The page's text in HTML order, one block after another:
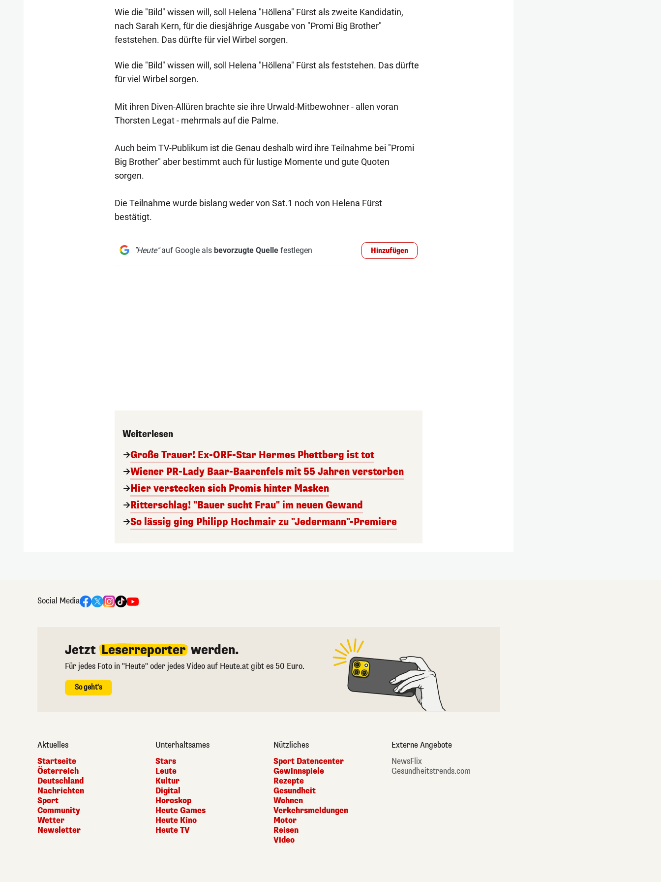
Wie die "Bild" wissen will, soll Helena "Höllena" Fürst als zweite Kandidatin,
nach Sarah Kern, für die diesjährige Ausgabe von "Promi Big Brother"
feststehen. Das dürfte für viel Wirbel sorgen.
Wie die "Bild" wissen will, soll Helena "Höllena" Fürst als feststehen. Das dürfte
für viel Wirbel sorgen.
Mit ihren Diven-Allüren brachte sie ihre Urwald-Mitbewohner - allen voran
Thorsten Legat - mehrmals auf die Palme.
Auch beim TV-Publikum ist die Genau deshalb wird ihre Teilnahme bei "Promi
Big Brother" aber bestimmt auch für lustige Momente und gute Quoten
sorgen.
Die Teilnahme wurde bislang weder von Sat.1 noch von Helena Fürst
bestätigt.
"Heute"auf Google als bevorzugte Quellefestlegen Hinzufügen
Weiterlesen
Große Trauer! Ex-ORF-Star Hermes Phettberg ist tot
Wiener PR-Lady Baar-Baarenfels mit 55 Jahren verstorben
Hier verstecken sich Promis hinter Masken
Ritterschlag! "Bauer sucht Frau" im neuen Gewand
So lässig ging Philipp Hochmair zu "Jedermann"-Premiere
Social Media
Jetzt Leserreporter werden.
Für jedes Foto in "Heute" oder jedes Video auf Heute.at gibt es 50 Euro.
So geht's
Aktuelles
Startseite
Österreich
Deutschland
Nachrichten
Sport
Community
Wetter
Newsletter
Unterhaltsames
Stars
Leute
Kultur
Digital
Horoskop
Heute Games
Heute Kino
Heute TV
Nützliches
Sport Datencenter
Gewinnspiele
Rezepte
Gesundheit
Wohnen
Verkehrsmeldungen
Motor
Reisen
Video
Externe Angebote
NewsFlix
Gesundheitstrends.com